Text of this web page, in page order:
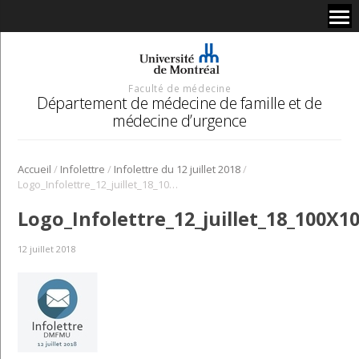
Faculté de médecine
Département de médecine de famille et de
médecine d’urgence
Accueil / Infolettre / Infolettre du 12 juillet 2018/
Logo_Infolettre_12_juillet_18_100X100
12 juillet 2018